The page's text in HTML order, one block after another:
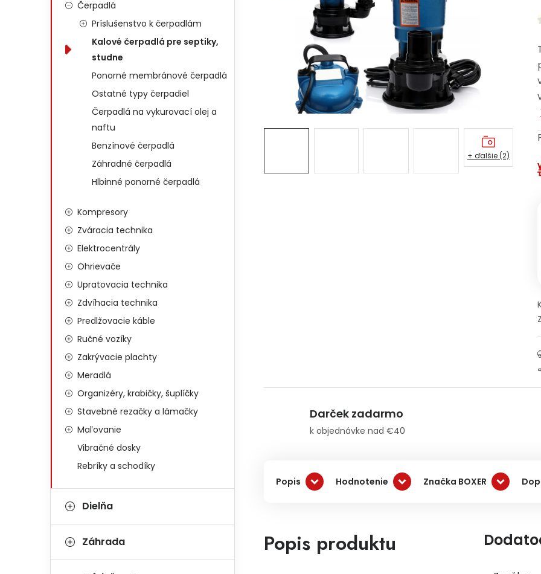
Čerpadlá
Príslušenstvo k čerpadlám
Kalové čerpadlá pre septiky,
studne
Ponorné membránové čerpadlá
Ostatné typy čerpadiel
Čerpadlá na vykurovací olej a
naftu
Benzínové čerpadlá
Záhradné čerpadlá
Hlbinné ponorné čerpadlá
Kompresory
Zváracia technika
Elektrocentrály
Ohrievače
Upratovacia technika
Zdvíhacia technika
Predlžovacie káble
Ručné vozíky
Zakrývacie plachty
Meradlá
Organizéry, krabičky, šuplíčky
Stavebné rezačky a lámačky
Maľovanie
Vibračné dosky
Rebríky a schodíky
Dielňa
Záhrada
+ ďalšie (2)
Darček zadarmo
k objednávke nad €40
Popis Hodnotenie Značka BOXER
Popis produktu